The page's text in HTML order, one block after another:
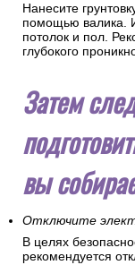
Нанесите
помощью валика.
потолок и пол.
глубокого
Затем
вы
Отключите
В целях
рекомендуется